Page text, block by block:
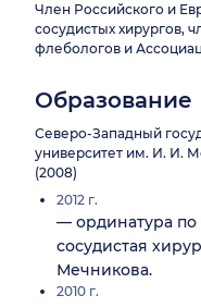
Член Российского и
сосудистых хирургов,
флебологов и
Образование
Северо-Западный
университет им. И. И.
(2008)
2012 г.
— ординатура по
сосудистая
Мечникова.
2010 г.